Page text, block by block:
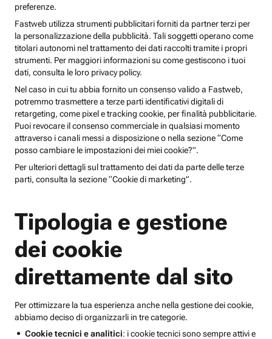
preferenze.
Fastweb utilizza strumenti pubblicitari forniti da partner terzi per
la personalizzazione della pubblicità. Tali soggetti operano come
titolari autonomi nel trattamento dei dati raccolti tramite i propri
strumenti. Per maggiori informazioni su come gestiscono i tuoi
dati, consulta le loro privacy policy.
Nel caso in cui tu abbia fornito un consenso valido a Fastweb,
potremmo trasmettere a terze parti identificativi digitali di
retargeting, come pixel e tracking cookie, per finalità pubblicitarie.
Puoi revocare il consenso commerciale in qualsiasi momento
attraverso i canali messi a disposizione o nella sezione “Come
posso cambiare le impostazioni dei miei cookie?”.
Per ulteriori dettagli sul trattamento dei dati da parte delle terze
parti, consulta la sezione “Cookie di marketing”.
Tipologia e gestione
dei cookie
direttamente dal sito
Per ottimizzare la tua esperienza anche nella gestione dei cookie,
abbiamo deciso di organizzarli in tre categorie.
Cookie tecnici e analitici: i cookie tecnici sono sempre attivi e